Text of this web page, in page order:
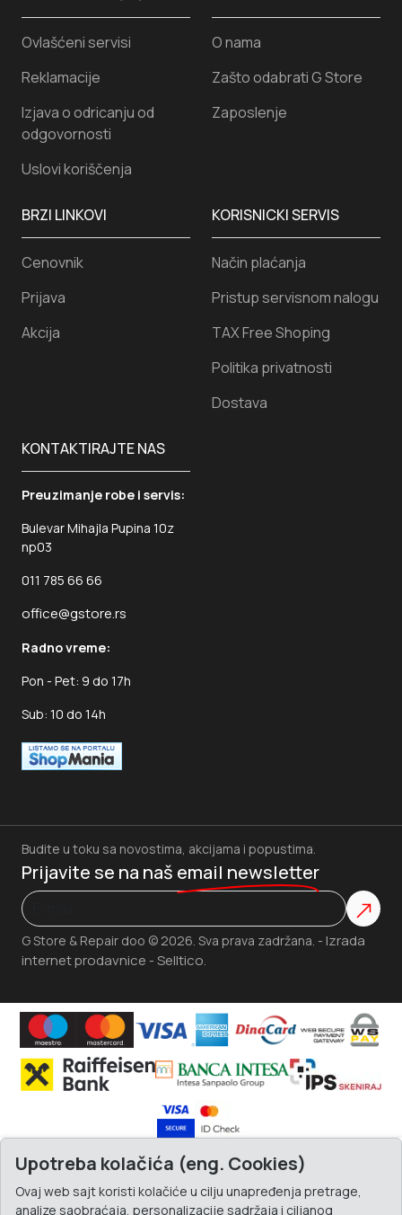
KORISNICKI SERVIS
Način plaćanja
Pristup servisnom nalogu
TAX Free Shoping
Politika privatnosti
Dostava
Ovlašćeni servisi
Reklamacije
Izjava o odricanju od
odgovornosti
Uslovi koriščenja
KONTAKTIRAJTE NAS
Preuzimanje robe i servis:
Bulevar Mihajla Pupina 10z
np03
011 785 66 66
office@gstore.rs
Radno vreme:
Pon - Pet: 9 do 17h
Sub: 10 do 14h
O nama
Zašto odabrati G Store
Zaposlenje
BRZI LINKOVI
Cenovnik
Prijava
Akcija
G Store & Repair doo © 2026. Sva prava zadržana. - Izrada
internet prodavnice - Selltico.
Budite u toku sa novostima, akcijama i popustima.
Prijavite se na naš email newsletter
Upotreba kolačića (eng. Cookies)
Ovaj web sajt koristi kolačiće u cilju unapređenja pretrage,
analize saobraćaja, personalizacije sadržaja i ciljanog